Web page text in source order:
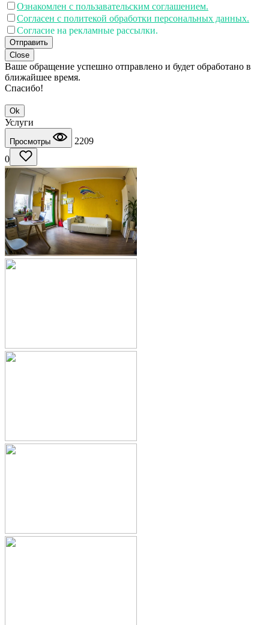
Ознакомлен с пользавательским соглашением.
Согласен с политекой обработки персональных данных.
Согласие на рекламные рассылки.
Отправить
Close
Ваше обращение успешно отправлено и будет обработано в
ближайшее время.
Спасибо!
Ok
Услуги
Просмотры
2209
0